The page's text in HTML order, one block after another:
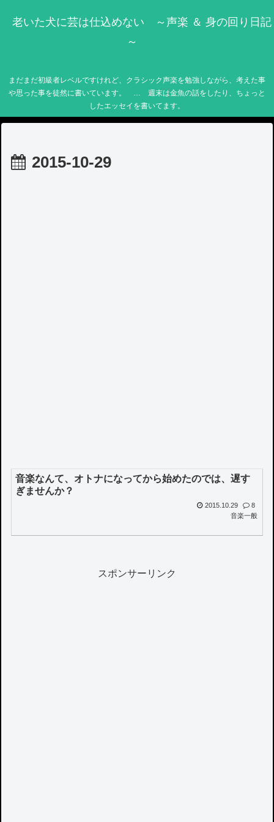
老いた犬に芸は仕込めない ～声楽 ＆ 身の回り日記
～
まだまだ初級者レベルですけれど、クラシック声楽を勉強しながら、考えた事
や思った事を徒然に書いています。 … 週末は金魚の話をしたり、ちょっと
したエッセイを書いてます。
2015-10-29
音楽なんて、オトナになってから始めたのでは、遅す
ぎませんか？
2015.10.29
8
音楽一般
スポンサーリンク